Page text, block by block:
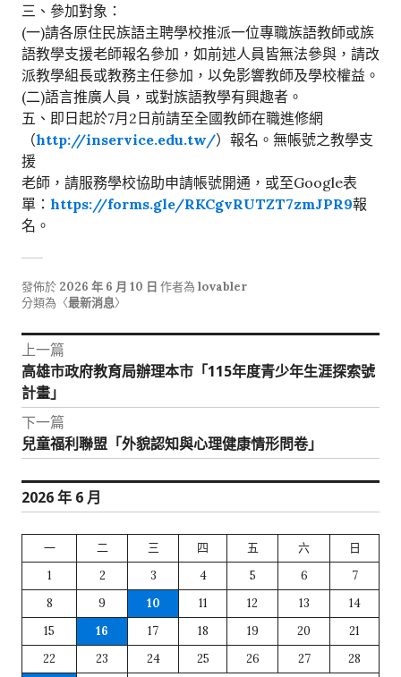
三、參加對象：
(一)請各原住民族語主聘學校推派一位專職族語教師或族
語教學支援老師報名參加，如前述人員皆無法參與，請改
派教學組長或教務主任參加，以免影響教師及學校權益。
(二)語言推廣人員，或對族語教學有興趣者。
五、即日起於7月2日前請至全國教師在職進修網
（http://inservice.edu.tw/）報名。無帳號之教學支
援
老師，請服務學校協助申請帳號開通，或至Google表
單： https://forms.gle/RKCgvRUTZT7zmJPR9報
名。
發佈於 2026 年 6 月 10 日 作者為 lovabler
分類為〈最新消息〉
文
章
導
覽
上一篇
上
一
篇
文
章:
高雄市政府教育局辦理本市「115年度青少年生涯探索號
計畫」
下一篇
下
一
篇
文
兒童福利聯盟「外貌認知與心理健康情形問卷」
2026 年 6 月
一 二 三 四 五 六
日
1
2 3 4 5 6
7
8
9 10 11 12 13
14
15
16 17 18 19 20
21
22
23 24 25 26 27
28